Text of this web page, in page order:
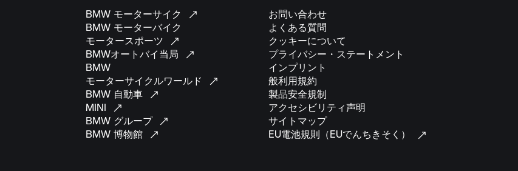
BMW モーターサイク
BMW モーターバイク
モータースポーツ
BMWオートバイ当局
BMW
モーターサイクルワールド
BMW 自動車
MINI
BMW グループ
BMW 博物館
お問い合わせ
よくある質問
クッキーについて
プライバシー・ステートメント
インプリント
般利用規約
製品安全規制
アクセシビリティ声明
サイトマップ
EU電池規則（EUでんちきそく）